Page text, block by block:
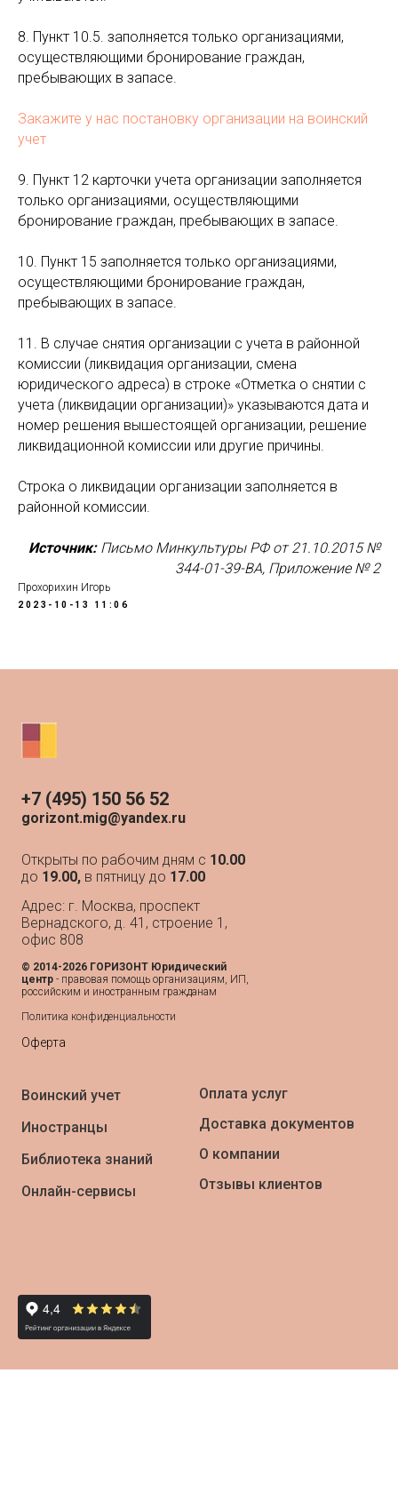
8. Пункт 10.5. заполняется только организациями,
осуществляющими бронирование граждан,
пребывающих в запасе.
Закажите у нас постановку организации на воинский
учет
9. Пункт 12 карточки учета организации заполняется
только организациями, осуществляющими
бронирование граждан, пребывающих в запасе.
10. Пункт 15 заполняется только организациями,
осуществляющими бронирование граждан,
пребывающих в запасе.
11. В случае снятия организации с учета в районной
комиссии (ликвидация организации, смена
юридического адреса) в строке «Отметка о снятии с
учета (ликвидации организации)» указываются дата и
номер решения вышестоящей организации, решение
ликвидационной комиссии или другие причины.
Строка о ликвидации организации заполняется в
районной комиссии.
Источник: Письмо Минкультуры РФ от 21.10.2015 №
344-01-39-ВА, Приложение № 2
Прохорихин Игорь
2023-10-13 11:06
+7 (495) 150 56 52
gorizont.mig@yandex.ru
Открыты по рабочим дням с 10.00
до 19.00, в пятницу до 17.00
Адрес: г. Москва, проспект
Вернадского, д. 41, строение 1,
офис 808
© 2014-2026 ГОРИЗОНТ Юридический
центр - правовая помощь организациям, ИП,
российским и иностранным гражданам
Политика конфиденциальности
Оферта
Воинский учет
Иностранцы
Библиотека знаний
Онлайн-сервисы
Оплата услуг
Доставка документов
О компании
Отзывы клиентов